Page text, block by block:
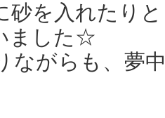
砂を入れたりと
ました☆
ながらも、夢